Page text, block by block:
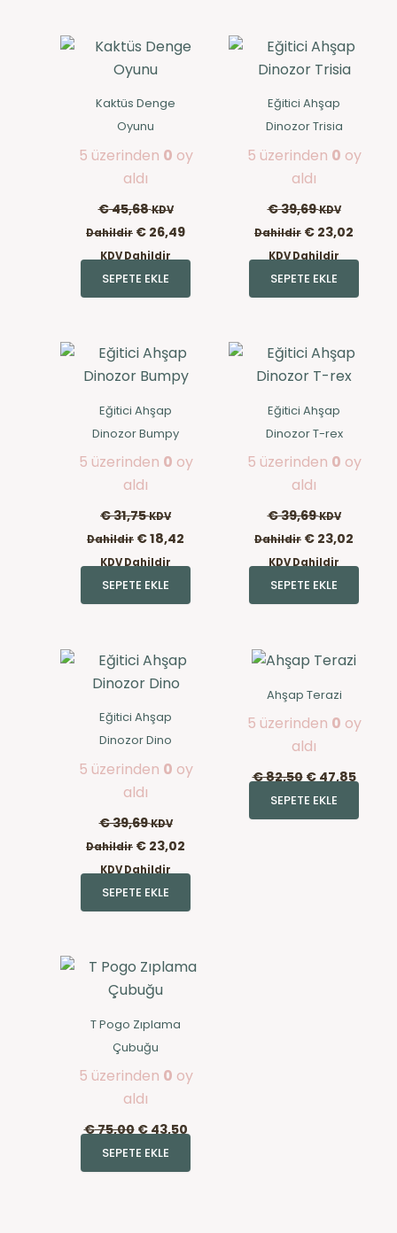
Kaktüs Denge
Oyunu
5 üzerinden 0 oy
aldı
€45,68KDV
Dahildir € 26,49
KDV Dahildir
SEPETE EKLE
Eğitici Ahşap
Dinozor Trisia
5 üzerinden 0 oy
aldı
€39,69KDV
Dahildir € 23,02
KDV Dahildir
SEPETE EKLE
Eğitici Ahşap
Dinozor Bumpy
5 üzerinden 0 oy
aldı
€31,75KDV
Dahildir €18,42
KDV Dahildir
SEPETE EKLE
Eğitici Ahşap
Dinozor T-rex
5 üzerinden 0 oy
aldı
€39,69KDV
Dahildir € 23,02
KDV Dahildir
SEPETE EKLE
Eğitici Ahşap
Dinozor Dino
5 üzerinden 0 oy
aldı
€39,69KDV
Dahildir € 23,02
KDV Dahildir
SEPETE EKLE
Ahşap Terazi
5 üzerinden 0 oy
aldı
€82,50€47,85
SEPETE EKLE
T Pogo Zıplama
Çubuğu
5 üzerinden 0 oy
aldı
€75,00€43,50
SEPETE EKLE